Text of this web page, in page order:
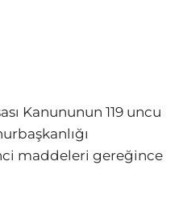
Kanununun 119 uncu
maddeleri gereğince